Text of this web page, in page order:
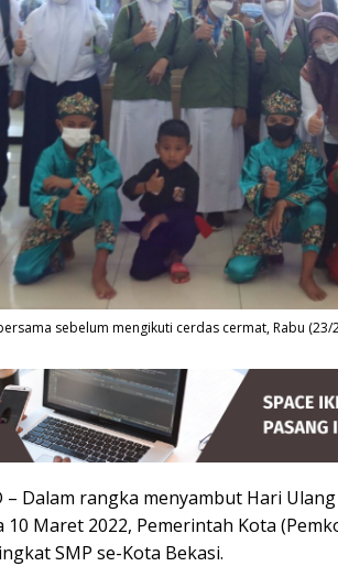
sebelum mengikuti cerdas cermat, Rabu (23/
– Dalam rangka menyambut Hari
10 Maret 2022, Pemerintah Kota
SMP se-Kota Bekasi.